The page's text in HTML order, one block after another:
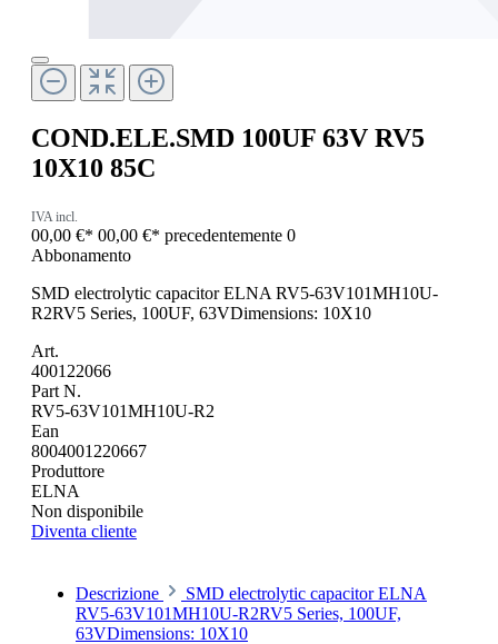
COND.ELE.SMD 100UF 63V RV5
10X10 85C
IVA incl.
00,00 €* 00,00 €* precedentemente 0
Abbonamento
SMD electrolytic capacitor ELNA RV5-63V101MH10U-
R2RV5 Series, 100UF, 63VDimensions: 10X10
Art.
400122066
Part N.
RV5-63V101MH10U-R2
Ean
8004001220667
Produttore
ELNA
Non disponibile
Diventa cliente
Descrizione
SMD electrolytic capacitor ELNA
RV5-63V101MH10U-R2RV5 Series, 100UF,
63VDimensions: 10X10